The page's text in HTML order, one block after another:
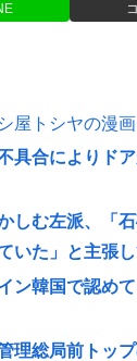
屋トシヤの漫
具合によりド
しむ左派、「
いた」と主張
ン韓国で認めて
理総局前トッ